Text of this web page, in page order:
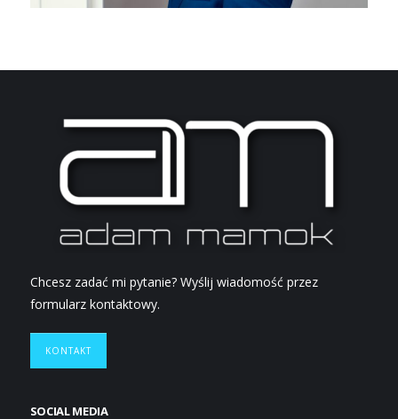
Chcesz zadać mi pytanie? Wyślij wiadomość przez
formularz kontaktowy.
KONTAKT
SOCIAL MEDIA